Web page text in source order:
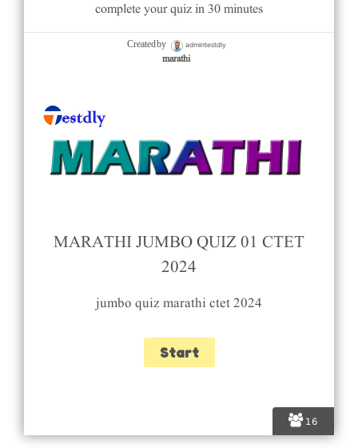
16
complete your quiz in 30 minutes
Created by admintestdly
marathi
MARATHI JUMBO QUIZ 01 CTET
2024
jumbo quiz marathi ctet 2024